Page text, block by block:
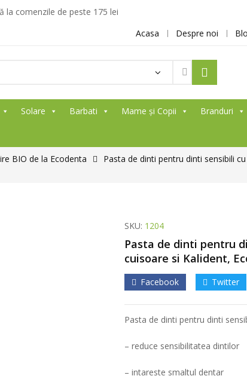
comenzile de peste 175 lei
Acasa
Despre noi
Solare Barbati Mame și Copii Branduri
BIO de la Ecodenta
Pasta de dinti pentru dinti sensibili
SKU: 1204
Pasta de dinti pentru
cuisoare si Kalident,
Facebook Twitter
Pasta de dinti pentru dinti
– reduce sensibilitatea dintilor
– intareste smaltul dentar